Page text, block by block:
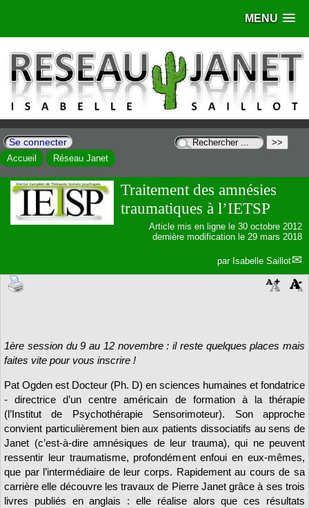
MENU
Se connecter
Accueil Réseau Janet
Traitement des amnésies
traumatiques à l’IETSP
Article mis en ligne le 30 octobre 2012
dernière modification le 29 mars 2018
par Isabelle Saillot
1ère session du 9 au 12 novembre : il reste quelques places mais
faites vite pour vous inscrire !
Pat Ogden est Docteur (Ph. D) en sciences humaines et fondatrice
- directrice d’un centre américain de formation à la thérapie
(l’Institut de Psychothérapie Sensorimoteur). Son approche
convient particulièrement bien aux patients dissociatifs au sens de
Janet (c’est-à-dire amnésiques de leur trauma), qui ne peuvent
ressentir leur traumatisme, profondément enfoui en eux-mêmes,
que par l’intermédiaire de leur corps. Rapidement au cours de sa
carrière elle découvre les travaux de Pierre Janet grâce à ses trois
livres publiés en anglais : elle réalise alors que ces résultats